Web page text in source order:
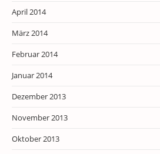
April 2014
März 2014
Februar 2014
Januar 2014
Dezember 2013
November 2013
Oktober 2013